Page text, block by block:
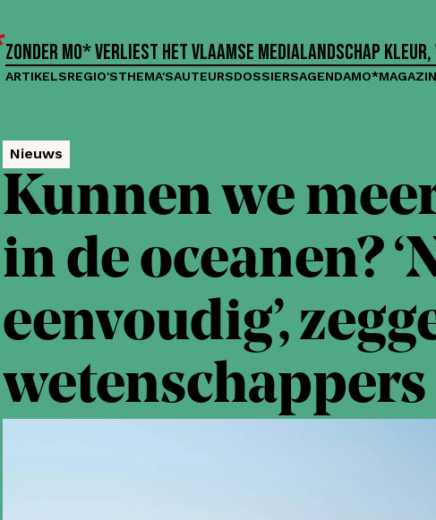
Zonder MO* verliest het Vlaamse medialandschap
ARTIKELSREGIO'STHEMA'SAUTEURSDOSSIERSAGENDA
Nieuws
Kunnen we
in de oceanen?
eenvoudig’,
wetenschappers